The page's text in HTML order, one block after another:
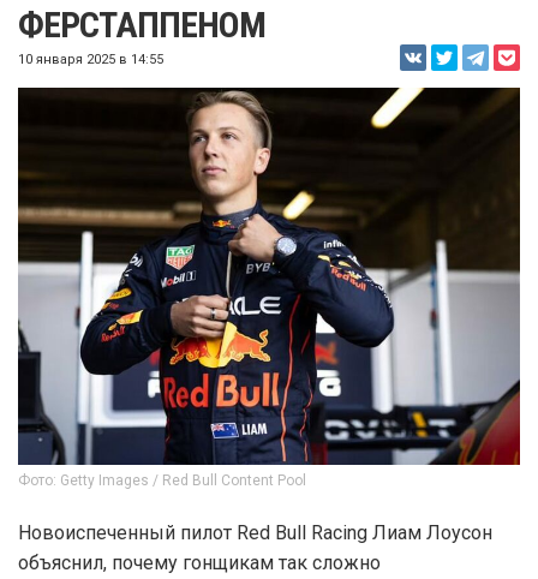
ФЕРСТАППЕНОМ
10 января 2025 в 14:55
Фото: Getty Images / Red Bull Content Pool
Новоиспеченный пилот Red Bull Racing Лиам Лоусон
объяснил, почему гонщикам так сложно